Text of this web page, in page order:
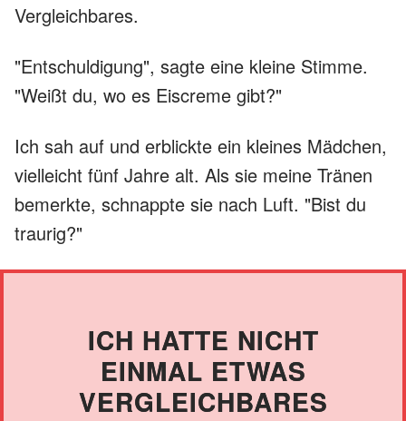
Vergleichbares.
"Entschuldigung", sagte eine kleine Stimme.
"Weißt du, wo es Eiscreme gibt?"
Ich sah auf und erblickte ein kleines Mädchen,
vielleicht fünf Jahre alt. Als sie meine Tränen
bemerkte, schnappte sie nach Luft. "Bist du
traurig?"
ICH HATTE NICHT
EINMAL ETWAS
VERGLEICHBARES